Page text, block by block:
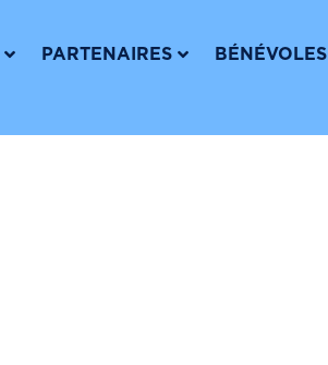
PARTENAIRES BÉNÉVOLES